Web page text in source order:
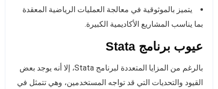
يتميز بالموثوقية في معالجة العمليات الرياضية المعقدة
بما يناسب المشاريع الأكاديمية الكبيرة.
عيوب برنامج Stata
بالرغم من المزايا المتعددة لبرنامج Stata، إلا أنه يوجد بعض
القيود والتحديات التي قد تواجه المستخدمين، وهي تتمثل في